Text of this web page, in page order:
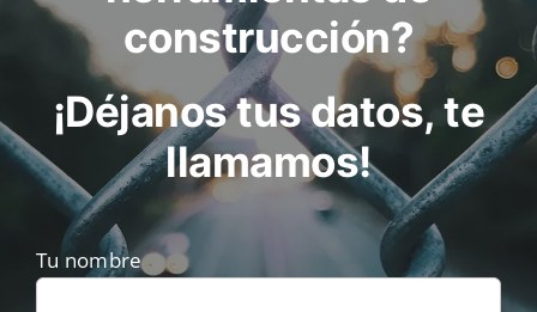
construcción?
¡Déjanos tus datos, te
llamamos!
Tu nombre